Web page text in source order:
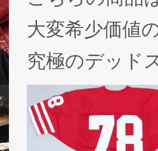
大変希少価値
究極のデッド